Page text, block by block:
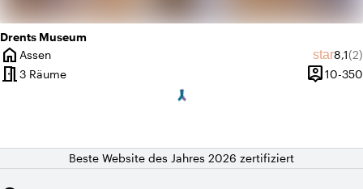
Drents Museum
home
Ort
Assen star8,1(2)
meeting_room3 Räume person_pin
Kapazität
10-350
Beste Website des Jahres 2026 zertifiziert